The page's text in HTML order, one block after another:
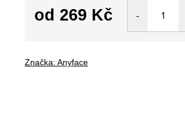
od 269 Kč
Značka: Anyface